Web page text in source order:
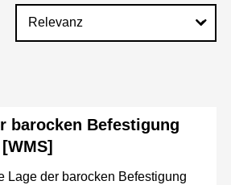
barocken Befestigung
Lage der barocken Befestigung